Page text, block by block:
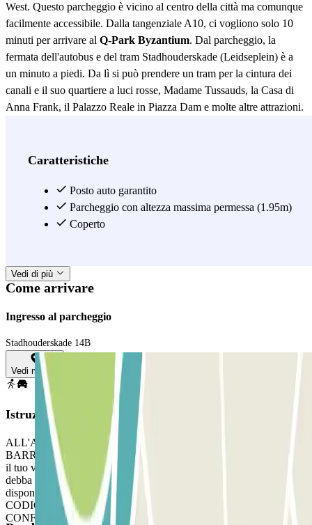
West. Questo parcheggio è vicino al centro della città ma comunque
facilmente accessibile. Dalla tangenziale A10, ci vogliono solo 10
minuti per arrivare al Q-Park Byzantium. Dal parcheggio, la
fermata dell'autobus e del tram Stadhouderskade (Leidseplein) è a
un minuto a piedi. Da lì si può prendere un tram per la cintura dei
canali e il suo quartiere a luci rosse, Madame Tussauds, la Casa di
Anna Frank, il Palazzo Reale in Piazza Dam e molte altre attrazioni.
passeggiata al Museo Van Gogh, al Rijksmuseum e al Museo
storico di Amsterdam e la stazione centrale in 10-15 minuti.
Risparmia molto tempo e stress parcheggiando nel parcheggio Q-
park Byzantium mentre esplori la città. Prenota il tuo parcheggio in
Vedi di più
Caratteristiche
Posto auto garantito
Parcheggio con altezza massima permessa (1.95m)
Coperto
Come arrivare
Ingresso al parcheggio
Stadhouderskade 14B
Vedi mappa
Istruzioni
ALL'ARRIVO: Entra nel parcheggio. PER APRIRE LA
BARRIERA: Avvicinati alla barriera. Il lettore di targhe riconoscerà
il tuo veicolo, e la barriera si aprirà automaticamente senza che tu
debba premere alcun pulsante. Parcheggia in qualsiasi posto
disponibile. SE LA BARRIERA NON SI APRE: USA IL
CODICE QR RICEVUTO NELLA TUA E-MAIL DI
CONFERMA: Se il lettore non riconosce la tua targa, avvicina il